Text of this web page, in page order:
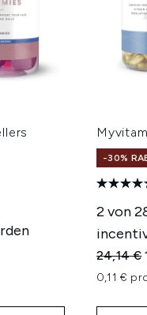
-30%
2 von
24,14 €
0,11 €